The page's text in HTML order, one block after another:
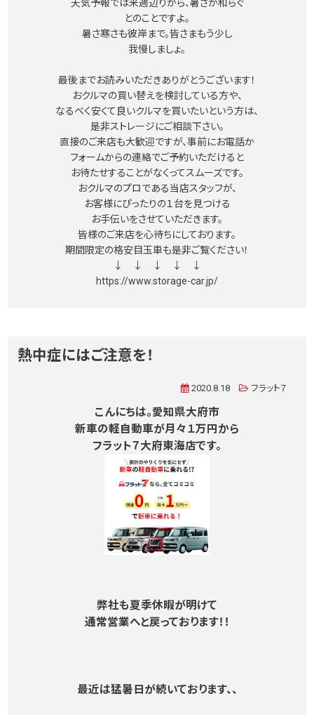
天気予報では来週辺りから、暑さが和らぐ
とのことですよ。
暑さ寒さも彼岸まで。皆さまもう少し
我慢しましょ。
最後までお読みいただきありがとうございます！
おクルマの買い替えを検討している方や、
なるべく安くて良いクルマを買いたいという方は、
是非ストレージにご相談下さい。
直接のご来店も大歓迎ですが、事前にお電話か
フォームからの連絡でご予約いただけると
お待たせすることがなくってスムーズです。
おクルマのプロである当店スタッフが、
お客様にぴったりの１台を見つける
お手伝いをさせていただきます。
皆様のご来店を心待ちにしております。
期間限定の格安目玉車も是非ご覧ください！
↓ ↓ ↓ ↓ ↓
https://www.storage-car.jp/
熱中症にはご注意を！
2020.8.18 フラット７
こんにちは。愛知県大府市
新車の軽自動車が月々１万円から
フラット７大府東海店です。
弊社も夏季休暇が明けて
通常営業へと戻っております！！
最近は猛暑日が続いております、、